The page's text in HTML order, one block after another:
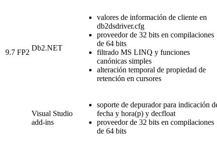
9.7 FP2
Db2.NET
valores de información de cliente en
db2dsdriver.cfg
proveedor de 32 bits en compilaciones
de 64 bits
filtrado MS LINQ y funciones
canónicas simples
alteración temporal de propiedad de
retención en cursores
Visual Studio
add-ins
soporte de depurador para indicación
fecha y hora(p) y decfloat
proveedor de 32 bits en compilaciones
de 64 bits